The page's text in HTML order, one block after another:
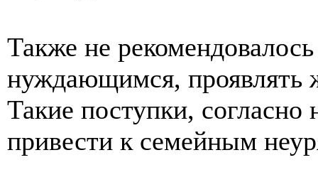
Также не
нуждающимся, проявлять
Такие поступки,
привести к семейным